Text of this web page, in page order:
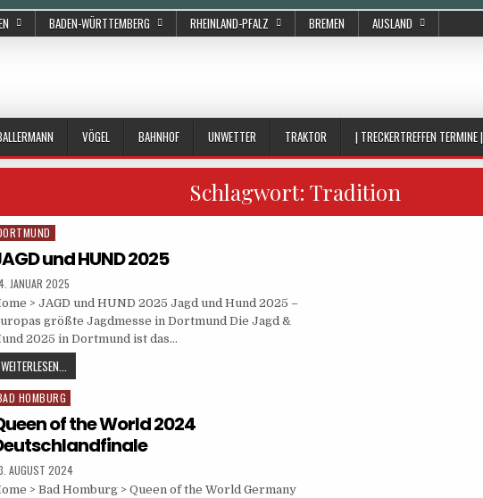
BADEN-WÜRTTEMBERG RHEINLAND-PFALZ BREMEN AUSLAND
VÖGEL BAHNHOF UNWETTER TRAKTOR | TRECKERTREFFEN TERMINE |
Schlagwort:Tradition
und HUND 2025
JANUAR 2025
> JAGD und HUND 2025 Jagd und Hund 2025 –
größte Jagdmesse in Dortmund Die Jagd &
2025 in Dortmund ist das…
WEITERLESEN...
UND
2025
HOMBURG
of the World 2024
AUGUST 2024
> Bad Homburg > Queen of the World Germany